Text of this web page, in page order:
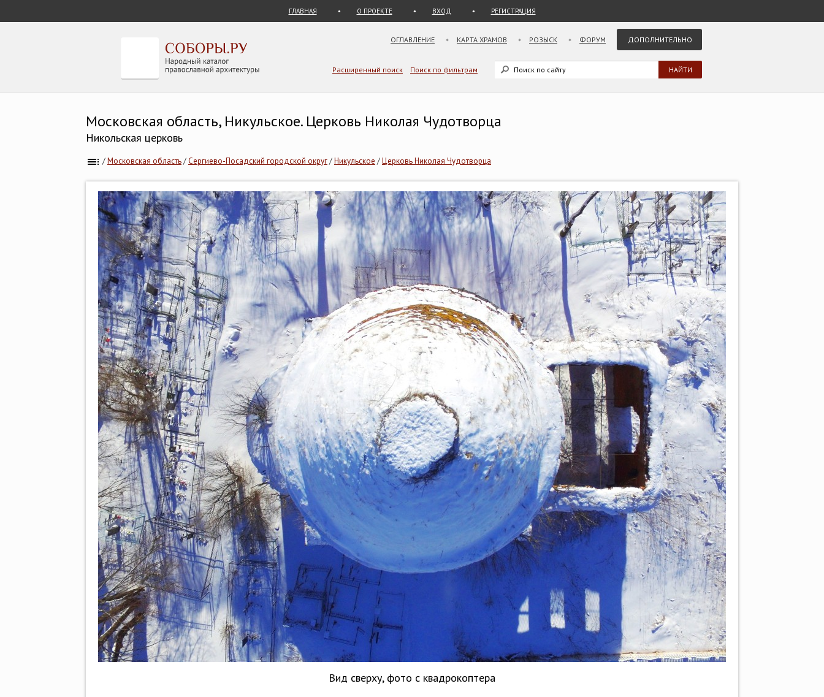
ГЛАВНАЯ О ПРОЕКТЕ ВХОД РЕГИСТРАЦИЯ
ОГЛАВЛЕНИЕ КАРТА ХРАМОВ РОЗЫСК ФОРУМ ДОПОЛНИТЕЛЬНО
Расширенный поиск Поиск по фильтрам
Московская область, Никульское. Церковь Николая Чудотворца
Никольская церковь
/Московская область/Сергиево-Посадский городской округ/Никульское /Церковь Николая Чудотворца
Вид сверху, фото с квадрокоптера